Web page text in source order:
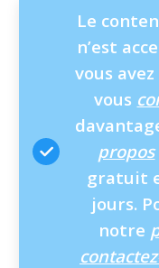
D'ÉTAT
Le
n’est
vous
vous
propos
gratuit
jours.
notre